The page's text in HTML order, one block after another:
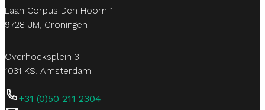
Laan Corpus Den Hoorn 1
9728 JM, Groningen
Overhoeksplein 3
1031 KS, Amsterdam
+31 (0)50 211 2304